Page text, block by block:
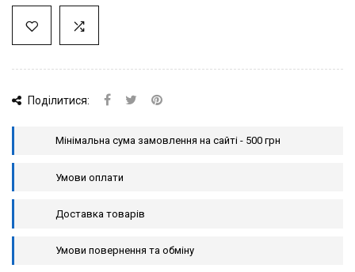
Поділитися:
Мінімальна сума замовлення на сайті - 500 грн
Умови оплати
Доставка товарів
Умови повернення та обміну